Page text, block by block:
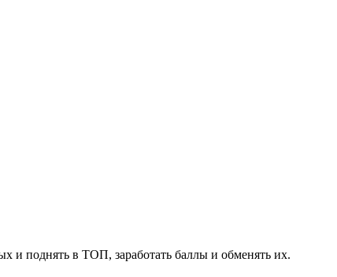
и поднять в ТОП, заработать баллы и обменять их.